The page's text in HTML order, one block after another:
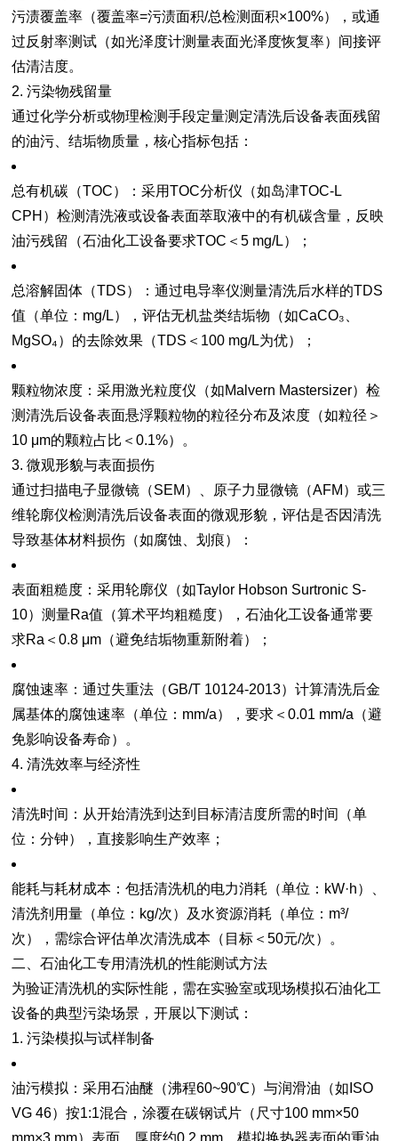
污渍覆盖率（覆盖率=污渍面积/总检测面积×100%），或通
过反射率测试（如光泽度计测量表面光泽度恢复率）间接评
估清洁度。
2. 污染物残留量
通过化学分析或物理检测手段定量测定清洗后设备表面残留
的油污、结垢物质量，核心指标包括：
总有机碳（TOC）
：采用TOC分析仪（如岛津TOC-L
CPH）检测清洗液或设备表面萃取液中的有机碳含量，反映
油污残留（石油化工设备要求TOC＜5 mg/L）；
总溶解固体（TDS）
：通过电导率仪测量清洗后水样的TDS
值（单位：mg/L），评估无机盐类结垢物（如CaCO₃、
MgSO₄）的去除效果（TDS＜100 mg/L为优）；
颗粒物浓度 ：采用激光粒度仪（如Malvern Mastersizer）检
测清洗后设备表面悬浮颗粒物的粒径分布及浓度（如粒径＞
10 μm的颗粒占比＜0.1%）。
3. 微观形貌与表面损伤
通过扫描电子显微镜（SEM）、原子力显微镜（AFM）或三
维轮廓仪检测清洗后设备表面的微观形貌，评估是否因清洗
导致基体材料损伤（如腐蚀、划痕）：
表面粗糙度 ：采用轮廓仪（如Taylor Hobson Surtronic S-
10）测量Ra值（算术平均粗糙度），石油化工设备通常要
求Ra＜0.8 μm（避免结垢物重新附着）；
腐蚀速率 ：通过失重法（GB/T 10124-2013）计算清洗后金
属基体的腐蚀速率（单位：mm/a），要求＜0.01 mm/a（避
免影响设备寿命）。
4. 清洗效率与经济性
清洗时间 ：从开始清洗到达到目标清洁度所需的时间（单
位：分钟），直接影响生产效率；
能耗与耗材成本 ：包括清洗机的电力消耗（单位：kW·h）、
清洗剂用量（单位：kg/次）及水资源消耗（单位：m³/
次），需综合评估单次清洗成本（目标＜50元/次）。
二、石油化工专用清洗机的性能测试方法
为验证清洗机的实际性能，需在实验室或现场模拟石油化工
设备的典型污染场景，开展以下测试：
1. 污染模拟与试样制备
油污模拟 ：采用石油醚（沸程60~90℃）与润滑油（如ISO
VG 46）按1:1混合，涂覆在碳钢试片（尺寸100 mm×50
mm×3 mm）表面，厚度约0.2 mm，模拟换热器表面的重油